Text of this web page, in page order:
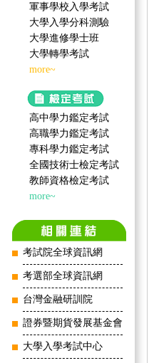
軍事學校入學考試
大學入學分科測驗
大學進修學士班
大學轉學考試
more~
高中學力鑑定考試
高職學力鑑定考試
專科學力鑑定考試
全國技術士檢定考試
教師資格檢定考試
more~
考試院全球資訊網
考選部全球資訊網
台灣金融研訓院
證券暨期貨發展基金會
大學入學考試中心